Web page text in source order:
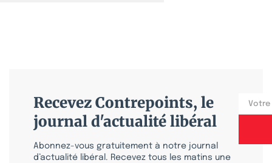
Recevez Contrepoints, le
journal d'actualité libéral
Abonnez-vous gratuitement à notre journal
d’actualité libéral. Recevez tous les matins une